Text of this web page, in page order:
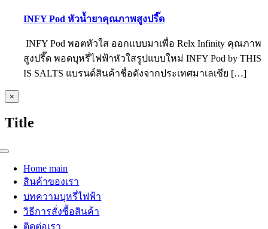
INFY Pod หัวน้ำยาคุณภาพสูงปรี๊ด
INFY Pod พอตหัวใส ออกแบบมาเพื่อ Relx Infinity คุณภาพ
สูงปรี๊ด พอดบุหรี่ไฟฟ้าหัวใสรูปแบบใหม่ INFY Pod by THIS
IS SALTS แบรนด์สินค้าชื่อดังจากประเทศมาเลเซีย […]
Close
product
view
×
Title
Toggle
NavigationHome main
สินค้าของเรา
บทความบุหรี่ไฟฟ้า
วิธีการสั่งซื้อสินค้า
ติดต่อเรา